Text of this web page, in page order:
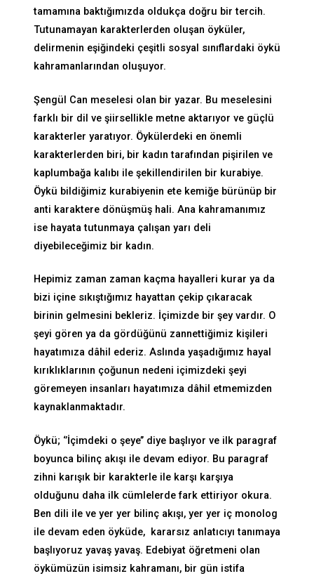
tamamına baktığımızda oldukça doğru bir tercih.
Tutunamayan karakterlerden oluşan öyküler,
delirmenin eşiğindeki çeşitli sosyal sınıflardaki öykü
kahramanlarından oluşuyor.
Şengül Can meselesi olan bir yazar. Bu meselesini
farklı bir dil ve şiirsellikle metne aktarıyor ve güçlü
karakterler yaratıyor. Öykülerdeki en önemli
karakterlerden biri, bir kadın tarafından pişirilen ve
kaplumbağa kalıbı ile şekillendirilen bir kurabiye.
Öykü bildiğimiz kurabiyenin ete kemiğe bürünüp bir
anti karaktere dönüşmüş hali. Ana kahramanımız
ise hayata tutunmaya çalışan yarı deli
diyebileceğimiz bir kadın.
Hepimiz zaman zaman kaçma hayalleri kurar ya da
bizi içine sıkıştığımız hayattan çekip çıkaracak
birinin gelmesini bekleriz. İçimizde bir şey vardır. O
şeyi gören ya da gördüğünü zannettiğimiz kişileri
hayatımıza dâhil ederiz. Aslında yaşadığımız hayal
kırıklıklarının çoğunun nedeni içimizdeki şeyi
göremeyen insanları hayatımıza dâhil etmemizden
kaynaklanmaktadır.
Öykü; ‘’İçimdeki o şeye’’ diye başlıyor ve ilk paragraf
boyunca bilinç akışı ile devam ediyor. Bu paragraf
zihni karışık bir karakterle ile karşı karşıya
olduğunu daha ilk cümlelerde fark ettiriyor okura.
Ben dili ile ve yer yer bilinç akışı, yer yer iç monolog
ile devam eden öyküde, kararsız anlatıcıyı tanımaya
başlıyoruz yavaş yavaş. Edebiyat öğretmeni olan
öykümüzün isimsiz kahramanı, bir gün istifa